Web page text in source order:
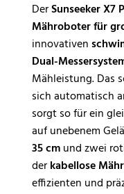
DerSunseeker X7
Mähroboter für
innovativen
Dual-
Mähleistung. Das
sich automatisch
sorgt so für ein
auf unebenem
35 cmund zwei
derkabellose
effizienten und